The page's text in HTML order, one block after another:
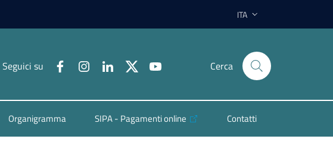
ITA
Seguici su Cerca
Organigramma SIPA - Pagamenti online Contatti